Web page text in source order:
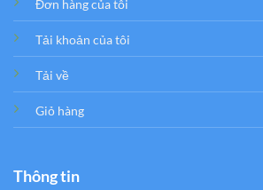
Đơn hàng của tôi
Tải khoản của tôi
Tải về
Giỏ hàng
Thông tin